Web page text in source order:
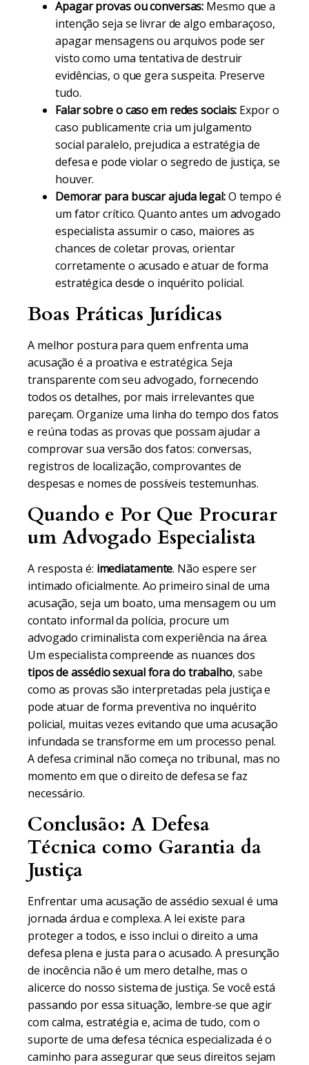
Apagar provas ou conversas: Mesmo que a
intenção seja se livrar de algo embaraçoso,
apagar mensagens ou arquivos pode ser
visto como uma tentativa de destruir
evidências, o que gera suspeita. Preserve
tudo.
Falar sobre o caso em redes sociais: Expor o
caso publicamente cria um julgamento
social paralelo, prejudica a estratégia de
defesa e pode violar o segredo de justiça, se
houver.
Demorar para buscar ajuda legal:O tempo é
um fator crítico. Quanto antes um advogado
especialista assumir o caso, maiores as
chances de coletar provas, orientar
corretamente o acusado e atuar de forma
estratégica desde o inquérito policial.
Boas Práticas Jurídicas
A melhor postura para quem enfrenta uma
acusação é a proativa e estratégica. Seja
transparente com seu advogado, fornecendo
todos os detalhes, por mais irrelevantes que
pareçam. Organize uma linha do tempo dos fatos
e reúna todas as provas que possam ajudar a
comprovar sua versão dos fatos: conversas,
registros de localização, comprovantes de
despesas e nomes de possíveis testemunhas.
Quando e Por Que Procurar
um Advogado Especialista
A resposta é: imediatamente. Não espere ser
intimado oficialmente. Ao primeiro sinal de uma
acusação, seja um boato, uma mensagem ou um
contato informal da polícia, procure um
advogado criminalista com experiência na área.
Um especialista compreende as nuances dos
tipos de assédio sexual fora do trabalho, sabe
como as provas são interpretadas pela justiça e
pode atuar de forma preventiva no inquérito
policial, muitas vezes evitando que uma acusação
infundada se transforme em um processo penal.
A defesa criminal não começa no tribunal, mas no
momento em que o direito de defesa se faz
necessário.
Conclusão: A Defesa
Técnica como Garantia da
Justiça
Enfrentar uma acusação de assédio sexual é uma
jornada árdua e complexa. A lei existe para
proteger a todos, e isso inclui o direito a uma
defesa plena e justa para o acusado. A presunção
de inocência não é um mero detalhe, mas o
alicerce do nosso sistema de justiça. Se você está
passando por essa situação, lembre-se que agir
com calma, estratégia e, acima de tudo, com o
suporte de uma defesa técnica especializada é o
caminho para assegurar que seus direitos sejam